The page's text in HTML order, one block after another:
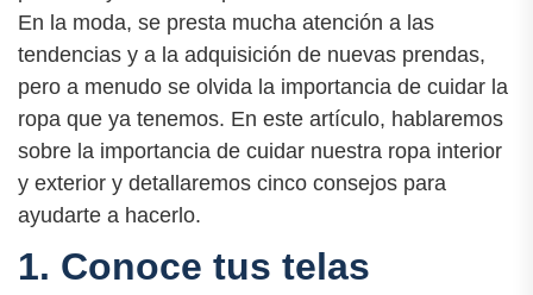
En la moda, se presta mucha atención a las
tendencias y a la adquisición de nuevas prendas,
pero a menudo se olvida la importancia de cuidar la
ropa que ya tenemos. En este artículo, hablaremos
sobre la importancia de cuidar nuestra ropa interior
y exterior y detallaremos cinco consejos para
ayudarte a hacerlo.
1. Conoce tus telas